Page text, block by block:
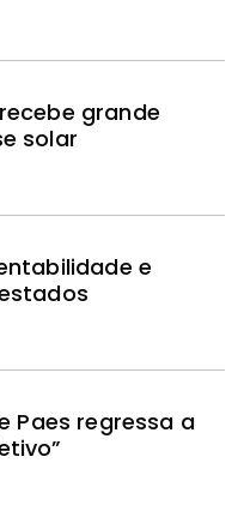
grande
solar
e
Paes regressa a